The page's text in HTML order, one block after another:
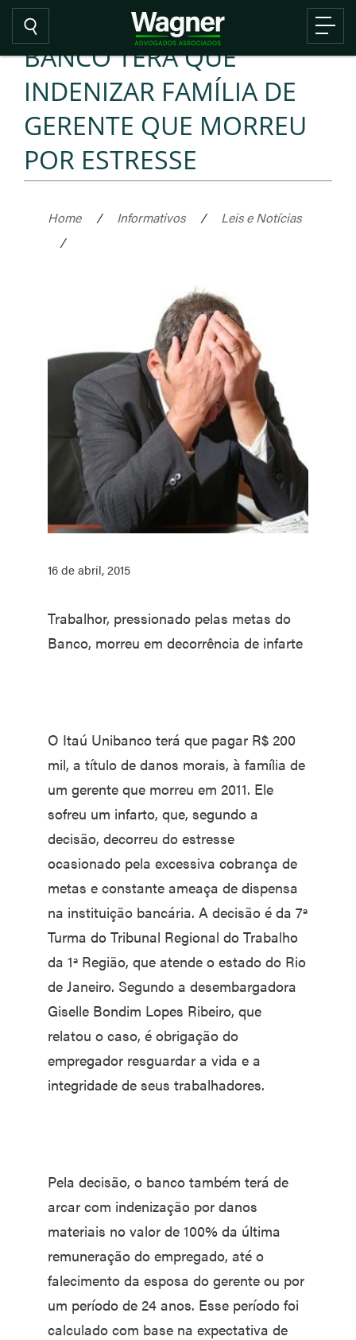
BANCO TERÁ QUE
INDENIZAR FAMÍLIA DE
GERENTE QUE MORREU
POR ESTRESSE
Home / Informativos /
Leis e Notícias
/
16 de abril, 2015
Trabalhor, pressionado pelas metas do
Banco, morreu em decorrência de infarte
O Itaú Unibanco terá que pagar R$ 200
mil, a título de danos morais, à família de
um gerente que morreu em 2011. Ele
sofreu um infarto, que, segundo a
decisão, decorreu do estresse
ocasionado pela excessiva cobrança de
metas e constante ameaça de dispensa
na instituição bancária. A decisão é da 7ª
Turma do Tribunal Regional do Trabalho
da 1ª Região, que atende o estado do Rio
de Janeiro. Segundo a desembargadora
Giselle Bondim Lopes Ribeiro, que
relatou o caso, é obrigação do
empregador resguardar a vida e a
integridade de seus trabalhadores.
Pela decisão, o banco também terá de
arcar com indenização por danos
materiais no valor de 100% da última
remuneração do empregado, até o
falecimento da esposa do gerente ou por
um período de 24 anos. Esse período foi
calculado com base na expectativa de